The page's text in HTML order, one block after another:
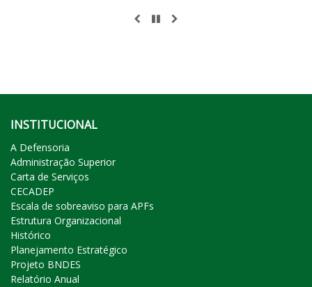
ANTERIOR
PAUSAR
INSTITUCIONAL
A Defensoria
Administração Superior
Carta de Serviços
CECADEP
Escala de sobreaviso para APFs
Estrutura Organizacional
Histórico
Planejamento Estratégico
Projeto BNDES
Relatório Anual